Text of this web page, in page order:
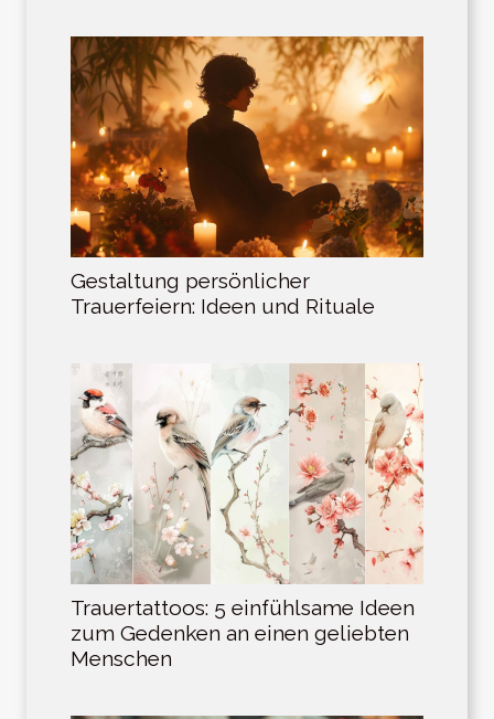
Gestaltung persönlicher
Trauerfeiern: Ideen und Rituale
Trauertattoos: 5 einfühlsame Ideen
zum Gedenken an einen geliebten
Menschen